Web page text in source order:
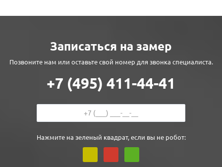
Записаться на замер
Позвоните нам или оставьте свой номер для звонка специалиста.
+7 (495) 411-44-41
Нажмите на зеленый квадрат, если вы не робот: